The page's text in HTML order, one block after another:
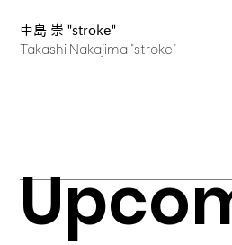
Takashi Nakajima "stroke"
中島 崇 "stroke"